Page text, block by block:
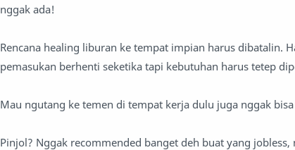
nggak ada!
Rencana healing liburan ke tempat impian harus dibatalin.
pemasukan berhenti seketika tapi kebutuhan harus tetep
Mau ngutang ke temen di tempat kerja dulu juga nggak bisa
Pinjol? Nggak recommended banget deh buat yang